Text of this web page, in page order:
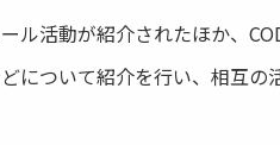
活動が紹介されたほか、
ついて紹介を行い、相互の